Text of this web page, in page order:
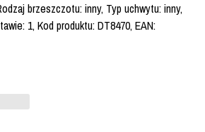
brzeszczotu: inny, Typ uchwytu: inny,
1, Kod produktu: DT8470, EAN: